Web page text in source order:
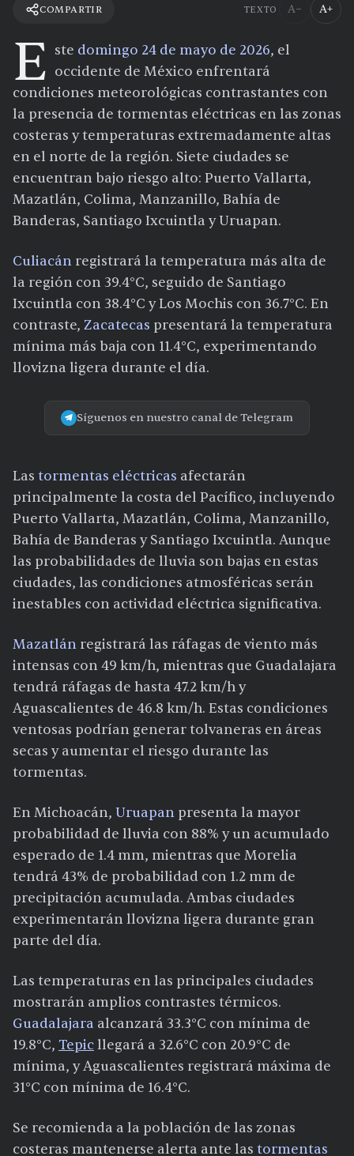
COMPARTIR TEXTO A− A+
E ste domingo 24 de mayo de 2026, el
occidente de México enfrentará
condiciones meteorológicas contrastantes con
la presencia de tormentas eléctricas en las zonas
costeras y temperaturas extremadamente altas
en el norte de la región. Siete ciudades se
encuentran bajo riesgo alto: Puerto Vallarta,
Mazatlán, Colima, Manzanillo, Bahía de
Banderas, Santiago Ixcuintla y Uruapan.
Culiacán registrará la temperatura más alta de
la región con 39.4°C, seguido de Santiago
Ixcuintla con 38.4°C y Los Mochis con 36.7°C. En
contraste, Zacatecas presentará la temperatura
mínima más baja con 11.4°C, experimentando
llovizna ligera durante el día.
Síguenos en nuestro canal de Telegram
Las tormentas eléctricas afectarán
principalmente la costa del Pacífico, incluyendo
Puerto Vallarta, Mazatlán, Colima, Manzanillo,
Bahía de Banderas y Santiago Ixcuintla. Aunque
las probabilidades de lluvia son bajas en estas
ciudades, las condiciones atmosféricas serán
inestables con actividad eléctrica significativa.
Mazatlán registrará las ráfagas de viento más
intensas con 49 km/h, mientras que Guadalajara
tendrá ráfagas de hasta 47.2 km/h y
Aguascalientes de 46.8 km/h. Estas condiciones
ventosas podrían generar tolvaneras en áreas
secas y aumentar el riesgo durante las
tormentas.
En Michoacán, Uruapan presenta la mayor
probabilidad de lluvia con 88% y un acumulado
esperado de 1.4 mm, mientras que Morelia
tendrá 43% de probabilidad con 1.2 mm de
precipitación acumulada. Ambas ciudades
experimentarán llovizna ligera durante gran
parte del día.
Las temperaturas en las principales ciudades
mostrarán amplios contrastes térmicos.
Guadalajara alcanzará 33.3°C con mínima de
19.8°C, Tepicllegará a 32.6°C con 20.9°C de
mínima, y Aguascalientes registrará máxima de
31°C con mínima de 16.4°C.
Se recomienda a la población de las zonas
costeras mantenerse alerta ante las tormentas